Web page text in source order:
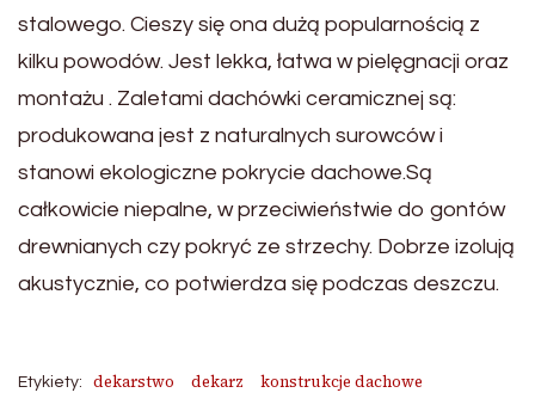
stalowego. Cieszy się ona dużą popularnością z
kilku powodów. Jest lekka, łatwa w pielęgnacji oraz
montażu . Zaletami dachówki ceramicznej są:
produkowana jest z naturalnych surowców i
stanowi ekologiczne pokrycie dachowe.Są
całkowicie niepalne, w przeciwieństwie do gontów
drewnianych czy pokryć ze strzechy. Dobrze izolują
akustycznie, co potwierdza się podczas deszczu.
Etykiety: dekarstwo dekarz
konstrukcje dachowe